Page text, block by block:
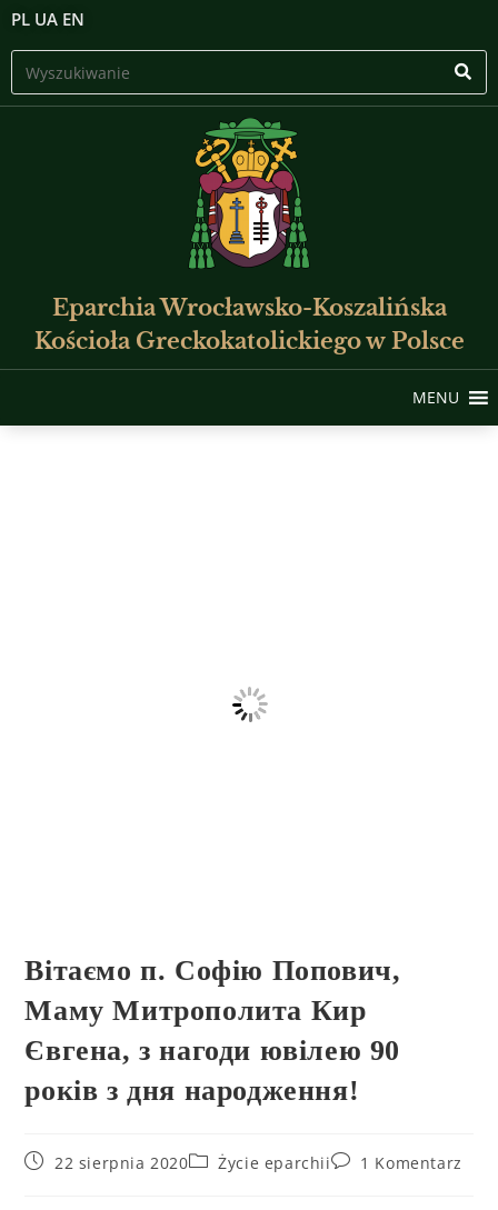
PL UA EN
Eparchia Wrocławsko-Koszalińska
Kościoła Greckokatolickiego w Polsce
MENU
Вітаємо п. Софію Попович,
Маму Митрополита Кир
Євгена, з нагоди ювілею 90
років з дня народження!
22 sierpnia 2020 Życie eparchii 1 Komentarz